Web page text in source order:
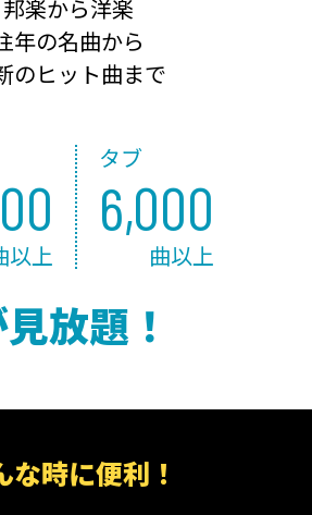
邦楽から洋楽
年の名曲から
のヒット曲まで
以上
タブ
6,000
曲以上
放題！
な時に便利！